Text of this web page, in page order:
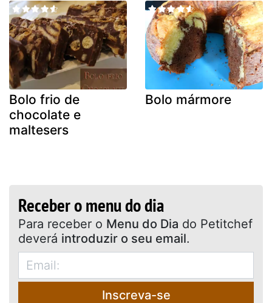
Bolo frio de
chocolate e
maltesers
Bolo mármore
Receber o menu do dia
Para receber o Menu do Dia do Petitchef
deverá introduzir o seu email.
Inscreva-se